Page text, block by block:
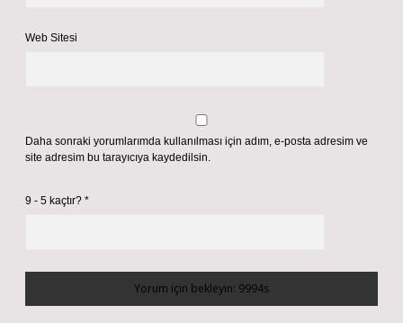
Web Sitesi
Daha sonraki yorumlarımda kullanılması için adım, e-posta adresim ve
site adresim bu tarayıcıya kaydedilsin.
9 - 5 kaçtır? *